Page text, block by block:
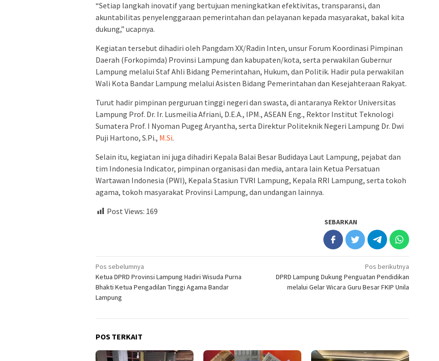
“Setiap langkah inovatif yang bertujuan meningkatkan efektivitas, transparansi, dan
akuntabilitas penyelenggaraan pemerintahan dan pelayanan kepada masyarakat, bakal kita
dukung,” ucapnya.
Kegiatan tersebut dihadiri oleh Pangdam XX/Radin Inten, unsur Forum Koordinasi Pimpinan
Daerah (Forkopimda) Provinsi Lampung dan kabupaten/kota, serta perwakilan Gubernur
Lampung melalui Staf Ahli Bidang Pemerintahan, Hukum, dan Politik. Hadir pula perwakilan
Wali Kota Bandar Lampung melalui Asisten Bidang Pemerintahan dan Kesejahteraan Rakyat.
Turut hadir pimpinan perguruan tinggi negeri dan swasta, di antaranya Rektor Universitas
Lampung Prof. Dr. Ir. Lusmeilia Afriani, D.E.A., IPM., ASEAN Eng., Rektor Institut Teknologi
Sumatera Prof. I Nyoman Pugeg Aryantha, serta Direktur Politeknik Negeri Lampung Dr. Dwi
Puji Hartono, S.Pi., M.Si.
Selain itu, kegiatan ini juga dihadiri Kepala Balai Besar Budidaya Laut Lampung, pejabat dan
tim Indonesia Indicator, pimpinan organisasi dan media, antara lain Ketua Persatuan
Wartawan Indonesia (PWI), Kepala Stasiun TVRI Lampung, Kepala RRI Lampung, serta tokoh
agama, tokoh masyarakat Provinsi Lampung, dan undangan lainnya.
Post Views: 169
SEBARKAN
Navigasi
pos
Pos sebelumnya
Ketua DPRD Provinsi Lampung Hadiri Wisuda Purna
Bhakti Ketua Pengadilan Tinggi Agama Bandar
Lampung
Pos berikutnya
DPRD Lampung Dukung Penguatan Pendidikan
melalui Gelar Wicara Guru Besar FKIP Unila
POS TERKAIT